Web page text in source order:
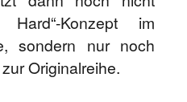
Konzept im
sondern nur noch
Originalreihe.